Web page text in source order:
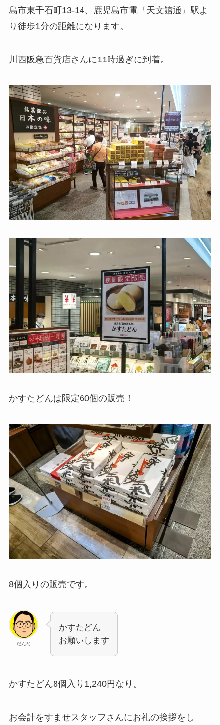
島市東千石町13-14、鹿児島市電『天文館通』駅よ
り徒歩1分の距離になります。
川西阪急百貨店さんに11時過ぎに到着。
かすたどんは限定60個の販売！
8個入りの販売です。
だんな
かすたどん
お願いします
かすたどん8個入り1,240円なり。
お会計をすませスタッフさんにお礼の挨拶をし